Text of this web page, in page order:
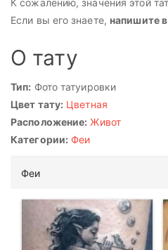
Если вы его знаете, напишите
О тату
Тип: Фото татуировки
Цвет тату: Цветная
Расположение: Живот
Категории: Феи
Феи